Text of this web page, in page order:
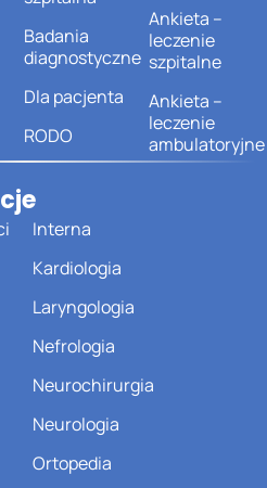
Badania
diagnostyczne
Dla pacjenta
RODO
Ankieta –
leczenie
szpitalne
Ankieta –
leczenie
ambulatoryjne
Interna
Kardiologia
Laryngologia
Nefrologia
Neurochirurgia
Neurologia
Ortopedia